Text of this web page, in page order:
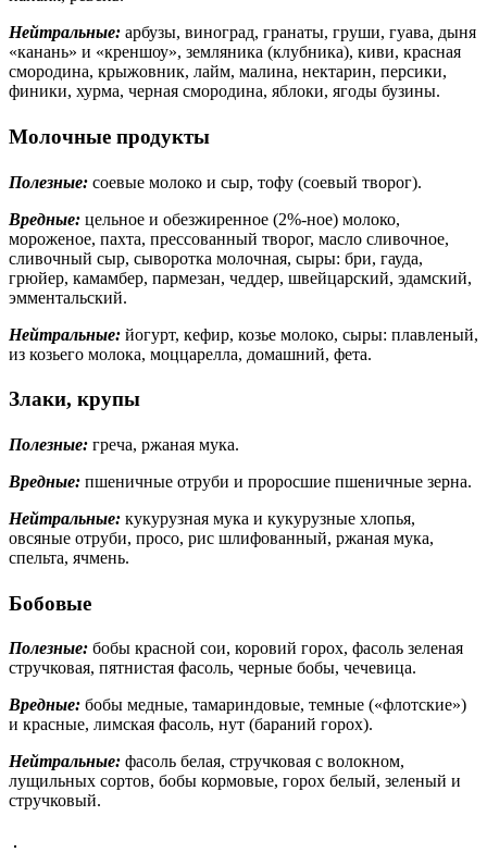
Нейтральные: арбузы, виноград, гранаты, груши, гуава, дыня
«канань» и «креншоу», земляника (клубника), киви, красная
смородина, крыжовник, лайм, малина, нектарин, персики,
финики, хурма, черная смородина, яблоки, ягоды бузины.
Молочные продукты
Полезные: соевые молоко и сыр, тофу (соевый творог).
Вредные: цельное и обезжиренное (2%-ное) молоко,
мороженое, пахта, прессованный творог, масло сливочное,
сливочный сыр, сыворотка молочная, сыры: бри, гауда,
грюйер, камамбер, пармезан, чеддер, швейцарский, эдамский,
эмментальский.
Нейтральные: йогурт, кефир, козье молоко, сыры: плавленый,
из козьего молока, моццарелла, домашний, фета.
Злаки, крупы
Полезные: греча, ржаная мука.
Вредные: пшеничные отруби и проросшие пшеничные зерна.
Нейтральные: кукурузная мука и кукурузные хлопья,
овсяные отруби, просо, рис шлифованный, ржаная мука,
спельта, ячмень.
Бобовые
Полезные: бобы красной сои, коровий горох, фасоль зеленая
стручковая, пятнистая фасоль, черные бобы, чечевица.
Вредные: бобы медные, тамариндовые, темные («флотские»)
и красные, лимская фасоль, нут (бараний горох).
Нейтральные: фасоль белая, стручковая с волокном,
лущильных сортов, бобы кормовые, горох белый, зеленый и
стручковый.